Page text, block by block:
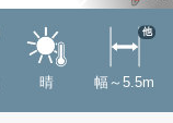
晴 幅～5.5m
他